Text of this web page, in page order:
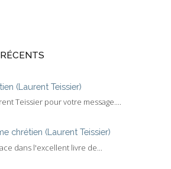
(Laurent Teissier)
Teissier pour votre message....
chrétien (Laurent Teissier)
dans l'excellent livre de...